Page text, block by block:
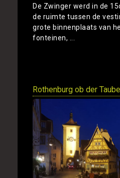
De Zwinger werd in de
de ruimte tussen de
grote binnenplaats van
fonteinen, ...
Rothenburg ob der